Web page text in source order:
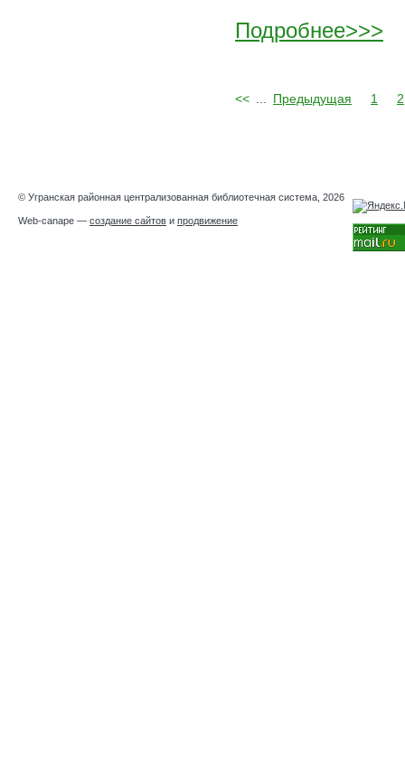
Подробнее>>>
<< Предыдущая 1 2
© Угранская районная централизованная библиотечная система, 2026
Web-canape — создание сайтов и продвижение